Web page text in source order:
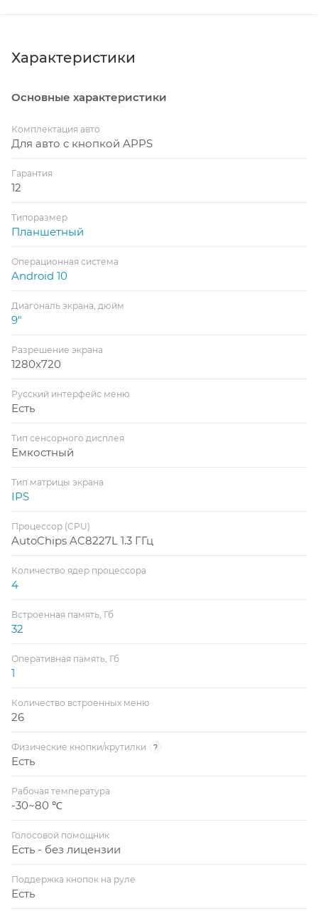
Характеристики
Основные характеристики
Комплектация авто
Для авто с кнопкой APPS
Гарантия
12
Типоразмер
Планшетный
Операционная система
Android 10
Диагональ экрана, дюйм
9"
Разрешение экрана
1280x720
Русский интерфейс меню
Есть
Тип сенсорного дисплея
Емкостный
Тип матрицы экрана
IPS
Процессор (CPU)
AutoChips AC8227L 1.3 ГГц
Количество ядер процессора
4
Встроенная память, Гб
32
Оперативная память, Гб
1
Количество встроенных меню
26
Физические кнопки/крутилки ?
Есть
Рабочая температура
-30~80 ℃
Голосовой помощник
Есть - без лицензии
Поддержка кнопок на руле
Есть